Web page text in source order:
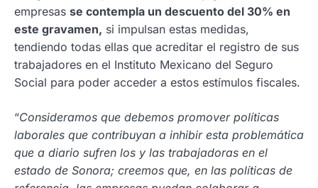
empresas se contempla un descuento del 30% en
este gravamen, si impulsan estas medidas,
tendiendo todas ellas que acreditar el registro de sus
trabajadores en el Instituto Mexicano del Seguro
Social para poder acceder a estos estímulos fiscales.
“Consideramos que debemos promover políticas
laborales que contribuyan a inhibir esta problemática
que a diario sufren los y las trabajadoras en el
estado de Sonora; creemos que, en las políticas de